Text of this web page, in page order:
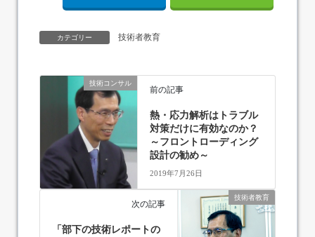
カテゴリー 技術者教育
技術コンサル
前の記事
熱・応力解析はトラブル
対策だけに有効なのか？
～フロントローディング
設計の勧め～
2019年7月26日
技術者教育
次の記事
「部下の技術レポートの